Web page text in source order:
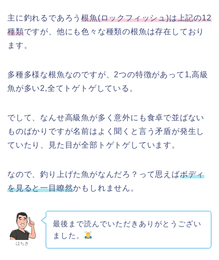
主に釣れるであろう根魚(ロックフィッシュ)は上記の12
種類ですが、他にも色々な種類の根魚は存在しており
ます。
多種多様な根魚なのですが、2つの特徴があって1,高級
魚が多い2,全てトゲトゲしている。
でして、なんせ高級魚が多く意外にも食卓で並ばない
ものばかりですが名前はよく聞くと言う矛盾が発生し
ていたり、見た目が全部トゲトゲしています。
なので、釣り上げた魚がなんだろ？って思えばボディ
を見ると一目瞭然かもしれません。
はちき
最後まで読んでいただきありがとうござい
ました。